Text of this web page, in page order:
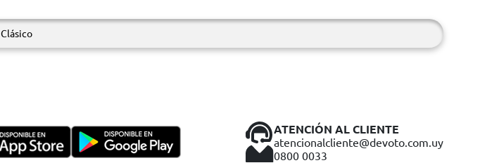
Clásico
ATENCIÓN AL CLIENTE
atencionalcliente@devoto.com.uy
0800 0033